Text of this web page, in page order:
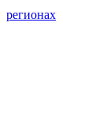
регионах